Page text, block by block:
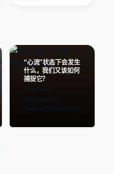
“心流”状态下会发生
什么，我们又该如何
捕捉它？
1 min read
Morten Pedersen
Updated 12/06/2026